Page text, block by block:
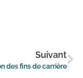
Suivant
des fins de carrière